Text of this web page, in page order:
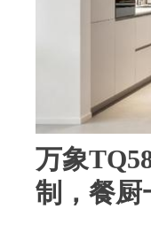
万象
制，餐厨